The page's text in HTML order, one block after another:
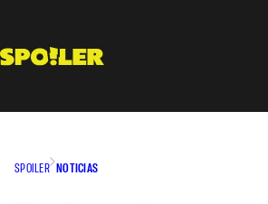
contenido
SPOILER NOTICIAS